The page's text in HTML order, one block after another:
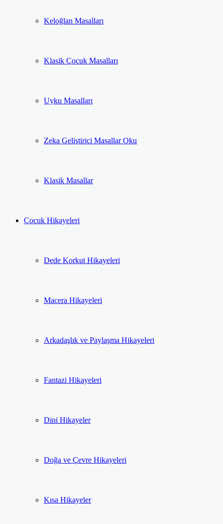
Keloğlan Masalları
Klasik Çocuk Masalları
Uyku Masalları
Zeka Geliştirici Masallar Oku
Klasik Masallar
Çocuk Hikayeleri
Dede Korkut Hikayeleri
Macera Hikayeleri
Arkadaşlık ve Paylaşma Hikayeleri
Fantazi Hikayeleri
Dini Hikayeler
Doğa ve Çevre Hikayeleri
Kısa Hikayeler